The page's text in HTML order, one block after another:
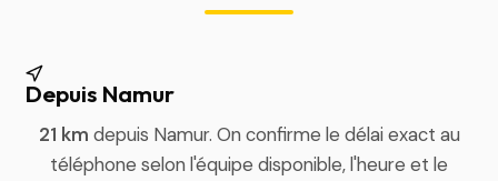
Depuis Namur
21 km depuis Namur. On confirme le délai exact au
téléphone selon l'équipe disponible, l'heure et le